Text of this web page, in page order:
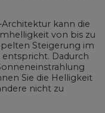
kann die
von bis zu
Steigerung im
Dadurch
Sie die Helligkeit
nicht zu